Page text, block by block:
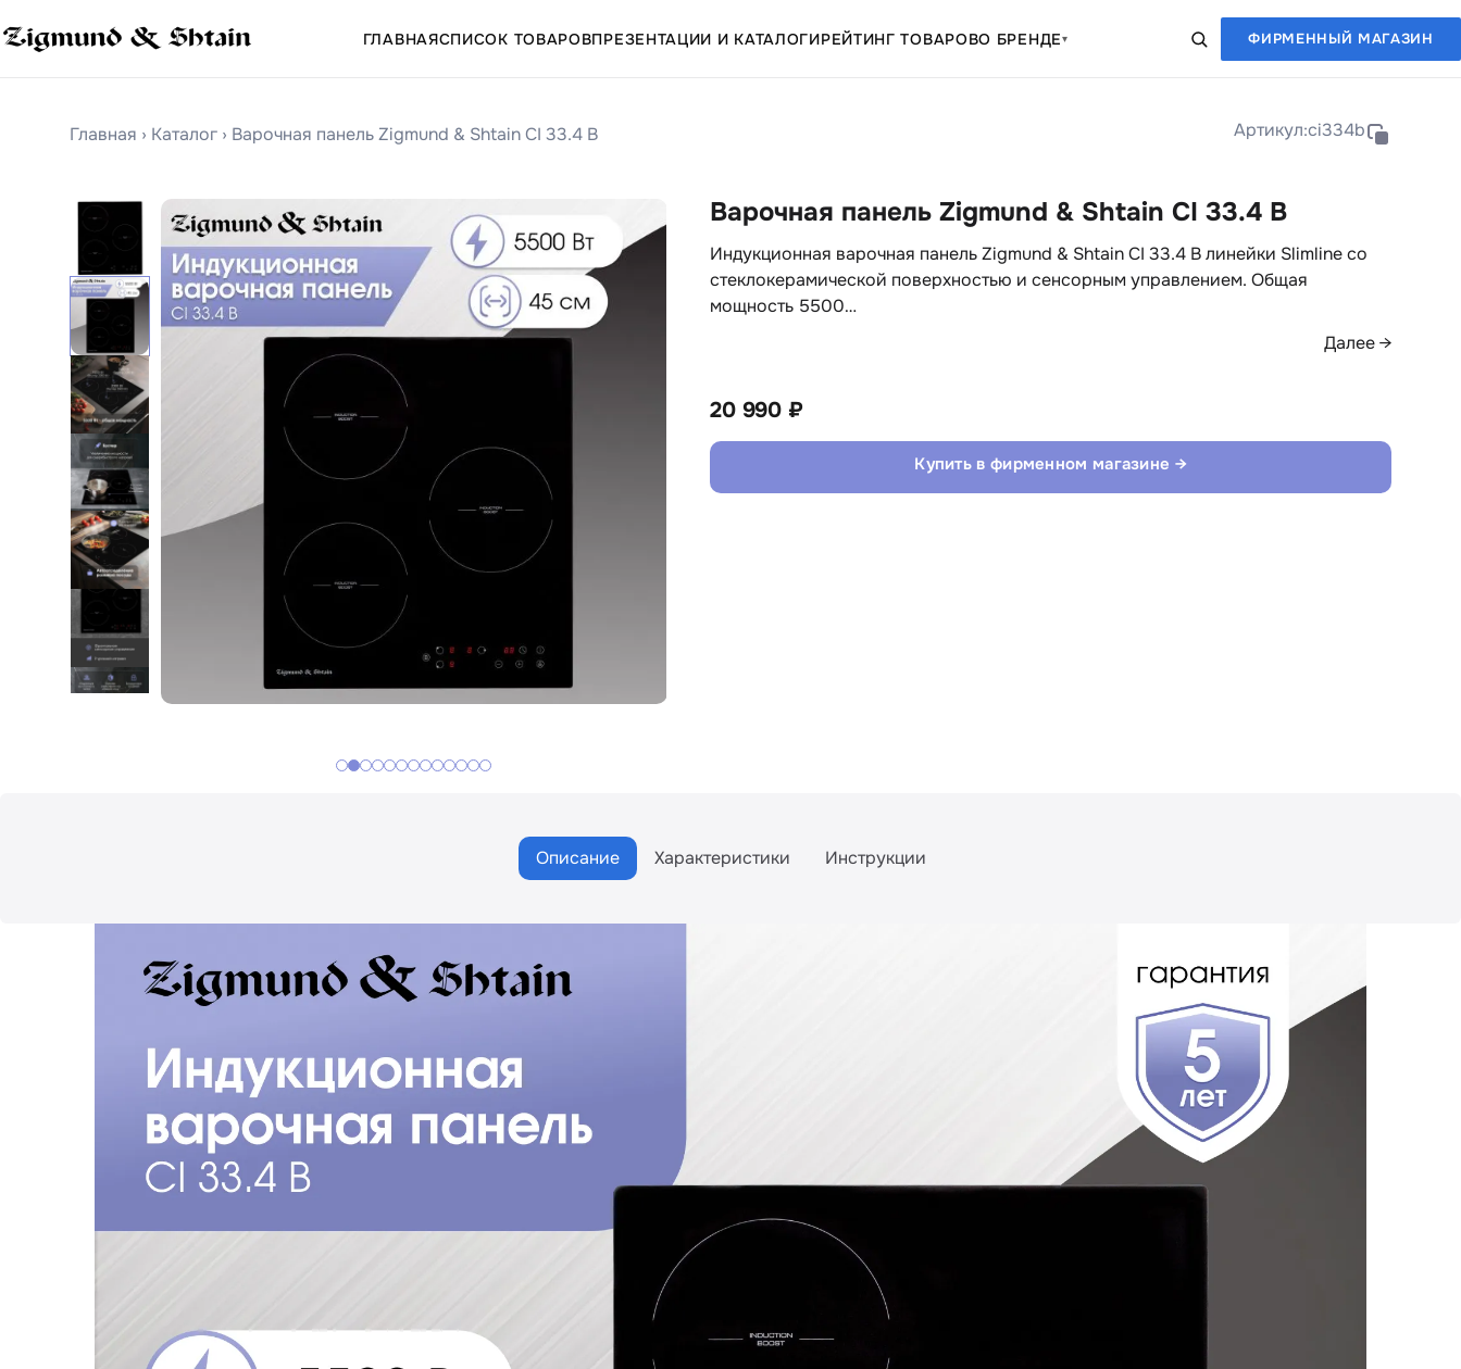
ГЛАВНАЯСПИСОК ТОВАРОВПРЕЗЕНТАЦИИ И КАТАЛОГИРЕЙТИНГ ТОВАРОВО БРЕНДЕ▾ ФИРМЕННЫЙ МАГАЗИН
Главная › Каталог › Варочная панель Zigmund & Shtain CI 33.4 B Артикул:ci334b
Варочная панель Zigmund & Shtain CI 33.4 B
Индукционная варочная панель Zigmund & Shtain CI 33.4 B линейки Slimline со
стеклокерамической поверхностью и сенсорным управлением. Общая
мощность 5500…
Далее →
20 990 ₽
Купить в фирменном магазине →
Описание Характеристики Инструкции